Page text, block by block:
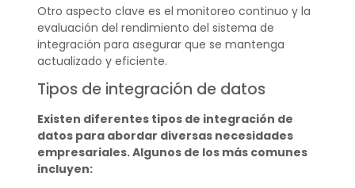
Otro aspecto clave es el monitoreo continuo y la
evaluación del rendimiento del sistema de
integración para asegurar que se mantenga
actualizado y eficiente.
Tipos de integración de datos
Existen diferentes tipos de integración de
datos para abordar diversas necesidades
empresariales. Algunos de los más comunes
incluyen: